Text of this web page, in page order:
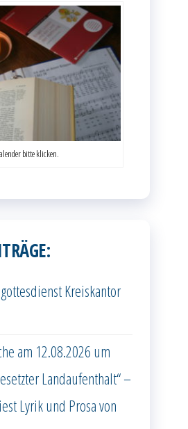
bitte klicken.
Kreiskantor
am 12.08.2026 um
Landaufenthalt“ –
Lyrik und Prosa von